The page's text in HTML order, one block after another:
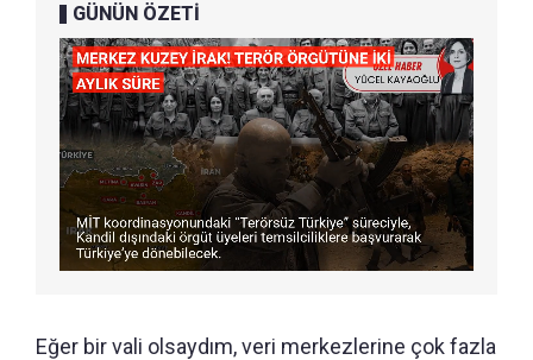
GÜNÜN ÖZETİ
Eğer bir vali olsaydım, veri merkezlerine çok fazla